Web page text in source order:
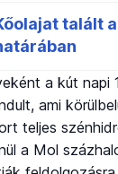
a kút napi
ami
teljes
a Mol